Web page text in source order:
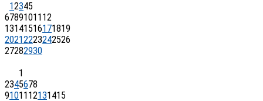
12345
67891011 12
13141516171819
20212223242526
27282930
1
2345678
91011 12131415